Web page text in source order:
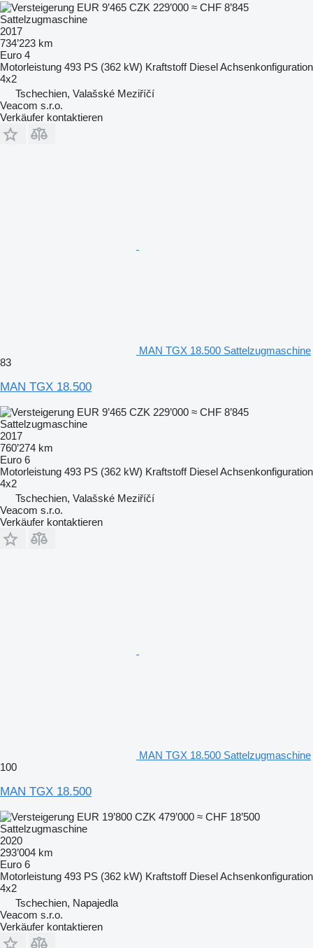
EUR 9’465 CZK 229’000 ≈ CHF 8’845
Sattelzugmaschine
2017
734’223 km
Euro 4
Motorleistung 493 PS (362 kW) Kraftstoff DieselAchsenkonfiguration
4x2
Tschechien, Valašské Meziříčí
Veacom s.r.o.
Verkäufer kontaktieren
MAN TGX 18.500 Sattelzugmaschine
83
MAN TGX 18.500
EUR 9’465 CZK 229’000 ≈ CHF 8’845
Sattelzugmaschine
2017
760’274 km
Euro 6
Motorleistung 493 PS (362 kW) Kraftstoff DieselAchsenkonfiguration
4x2
Tschechien, Valašské Meziříčí
Veacom s.r.o.
Verkäufer kontaktieren
MAN TGX 18.500 Sattelzugmaschine
100
MAN TGX 18.500
EUR 19’800 CZK 479’000 ≈ CHF 18’500
Sattelzugmaschine
2020
293’004 km
Euro 6
Motorleistung 493 PS (362 kW) Kraftstoff DieselAchsenkonfiguration
4x2
Tschechien, Napajedla
Veacom s.r.o.
Verkäufer kontaktieren